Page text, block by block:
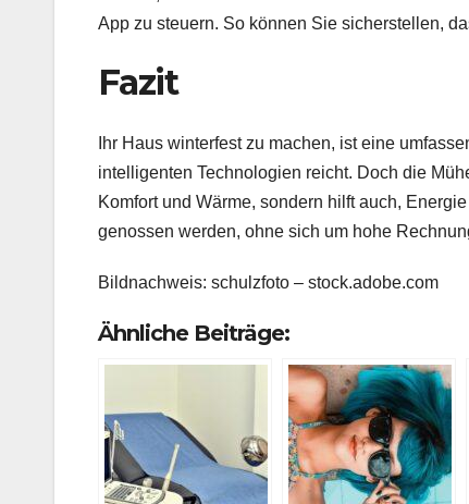
App zu steuern. So können Sie sicherstellen,
Fazit
Ihr Haus winterfest zu machen, ist eine
intelligenten Technologien reicht. Doch die
Komfort und Wärme, sondern hilft auch,
genossen werden, ohne sich um hohe
Bildnachweis: schulzfoto – stock.adobe.com
Ähnliche Beiträge: